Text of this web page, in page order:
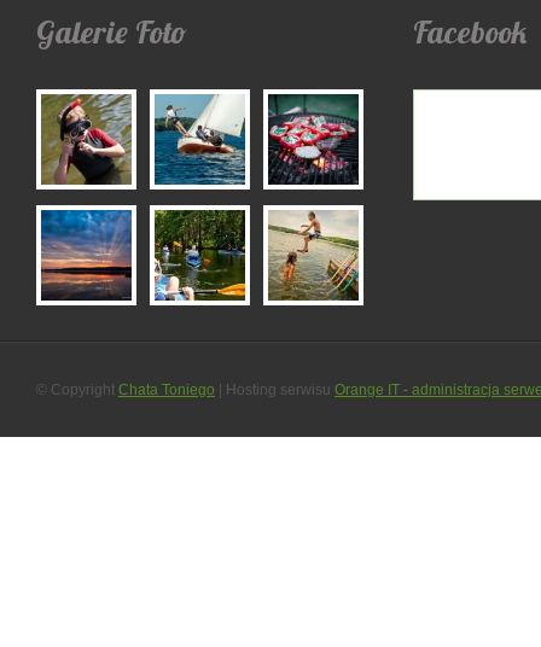
Galerie Foto Facebook
© Copyright Chata Toniego | Hosting serwisu Orange IT - administracja